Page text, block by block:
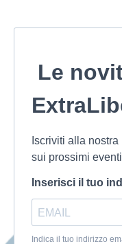
Le
Iscriviti alla
sui prossimi
Inserisci il tuo
Indica il tuo indirizzo